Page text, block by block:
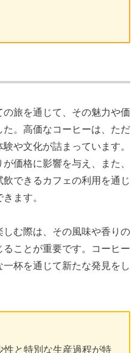
旅を通じて、その魅力や価
。高価なコーヒーは、ただ
や文化が詰まっています。
価格に影響を与え、また、
できるカフェの利用を通じ
ます。
む際は、その風味や香りの
ことが重要です。コーヒー
杯を通じて新たな発見をし
性と特別な生産過程が特